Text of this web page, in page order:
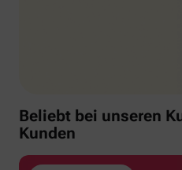
Beliebt bei unseren
Kunden